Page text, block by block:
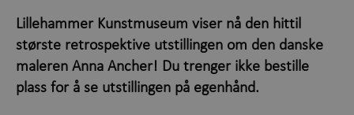
Om Kunstmuseet +
Kontakt oss
Lillehammer Kunstmuseum viser nå den hittil
største retrospektive utstillingen om den danske
maleren Anna Ancher! Du trenger ikke bestille
plass for å se utstillingen på egenhånd.